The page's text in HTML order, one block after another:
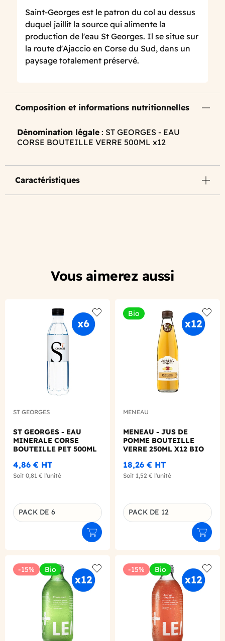
Saint-Georges est le patron du col au dessus
duquel jaillit la source qui alimente la
production de l'eau St Georges. Il se situe sur
la route d'Ajaccio en Corse du Sud, dans un
paysage totalement préservé.
Composition et informations nutritionnelles
Dénomination légale : ST GEORGES - EAU
CORSE BOUTEILLE VERRE 500ML x12
Caractéristiques
Vous aimerez aussi
Add to wishlist
ST GEORGES
ST GEORGES - EAU
MINERALE CORSE
BOUTEILLE PET 500ML
4,86 € HT
Soit 0,81 € l'unité
Déclinaison du produit
PACK DE 6
Ajouter au panier
Bio
Add
MENEAU
MENEAU - JUS DE
POMME BOUTEILLE
VERRE 250ML X12 BIO
18,26 € HT
Soit 1,52 € l'unité
Déclinaison du produit
PACK DE 12
-15% Bio
Add to wishlist
-15% Bio
Add